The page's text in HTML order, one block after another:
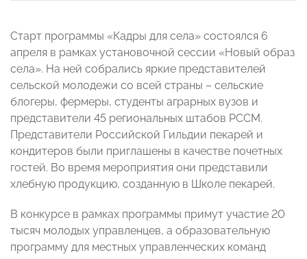
Старт программы «Кадры для села» состоялся 6
апреля в рамках установочной сессии «Новый образ
села». На ней собрались яркие представителей
сельской молодежи со всей страны – сельские
блогеры, фермеры, студенты аграрных вузов и
представители 45 региональных штабов РССМ.
Представители Российской Гильдии пекарей и
кондитеров были приглашены в качестве почетных
гостей. Во время мероприятия они представили
хлебную продукцию, созданную в Школе пекарей.
В конкурсе в рамках программы примут участие 20
тысяч молодых управленцев, а образовательную
программу для местных управленческих команд